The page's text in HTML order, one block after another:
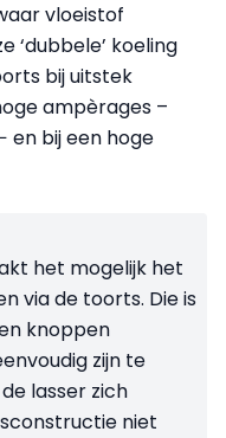
vloeistof
‘dubbele’ koeling
bij uitstek
ampèrages –
en bij een hoge
het mogelijk het
via de toorts. Die is
knoppen
zijn te
lasser zich
niet